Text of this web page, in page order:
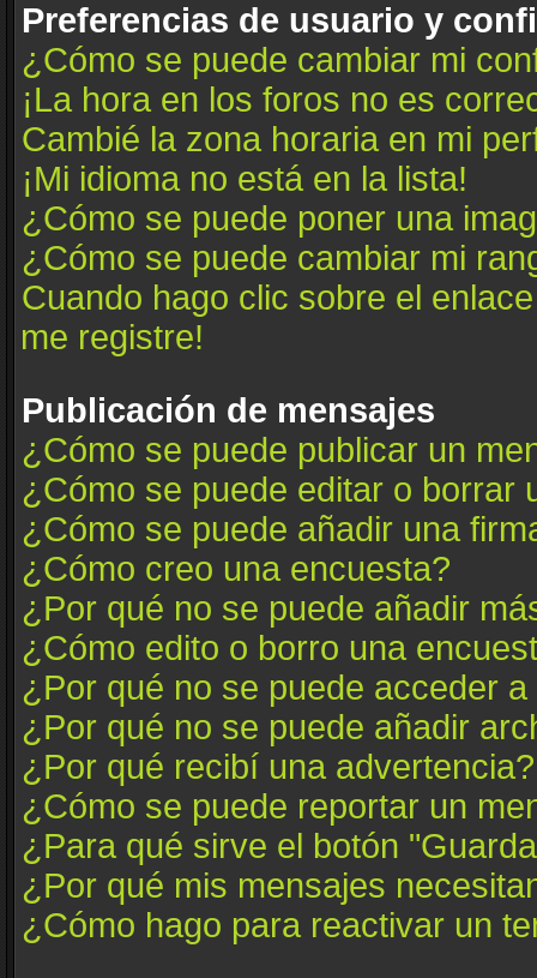
Preferencias de usuario y
¿Cómo se puede cambiar mi
¡La hora en los foros no es
Cambié la zona horaria en mi
¡Mi idioma no está en la lista!
¿Cómo se puede poner una
¿Cómo se puede cambiar mi
Cuando hago clic sobre el
me registre!
Publicación de mensajes
¿Cómo se puede publicar un
¿Cómo se puede editar o borrar
¿Cómo se puede añadir una
¿Cómo creo una encuesta?
¿Por qué no se puede añadir
¿Cómo edito o borro una
¿Por qué no se puede acceder
¿Por qué no se puede añadir
¿Por qué recibí una advertencia?
¿Cómo se puede reportar un
¿Para qué sirve el botón
¿Por qué mis mensajes
¿Cómo hago para reactivar un